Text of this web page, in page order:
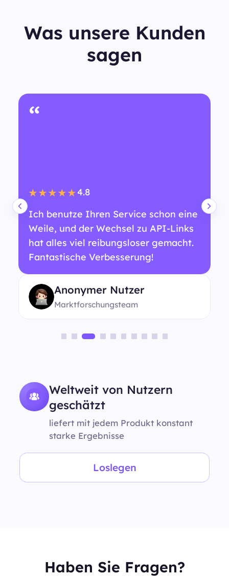
Was unsere Kunden
sagen
“
★★★★★4.8
Ich benutze Ihren Service schon eine
Weile, und der Wechsel zu API-Links
hat alles viel reibungsloser gemacht.
Fantastische Verbesserung!
Anonymer Nutzer
Marktforschungsteam
Weltweit von Nutzern
geschätzt
liefert mit jedem Produkt konstant
starke Ergebnisse
Loslegen
Haben Sie Fragen?